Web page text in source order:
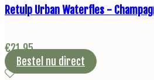
Retulp Urban Waterfles -
€21,95
Bestel nu direct